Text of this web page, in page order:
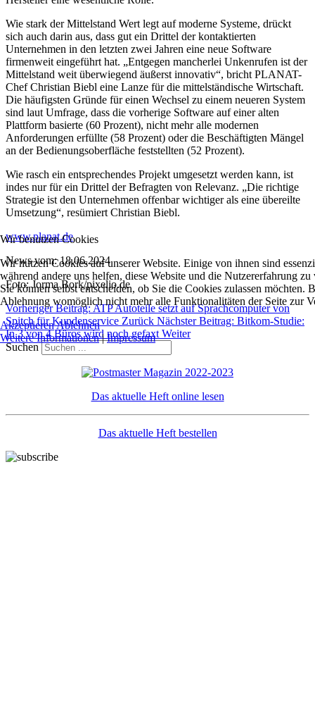
Wie stark der Mittelstand Wert legt auf moderne Systeme, drückt
sich auch darin aus, dass gut ein Drittel der kontaktierten
Unternehmen in den letzten zwei Jahren eine neue Software
firmenweit eingeführt hat. „Entgegen mancherlei Unkenrufen ist der
Mittelstand weit überwiegend äußerst innovativ“, bricht PLANAT-
Chef Christian Biebl eine Lanze für die mittelständische Wirtschaft.
Die häufigsten Gründe für einen Wechsel zu einem neueren System
sind laut Umfrage, dass die vorherige Software auf einer alten
Plattform basierte (60 Prozent), nicht mehr alle modernen
Anforderungen erfüllte (58 Prozent) oder die Beschäftigten Mängel
an der Bedienungsoberfläche feststellten (52 Prozent).
Wie rasch ein entsprechendes Projekt umgesetzt werden kann, ist
indes nur für ein Drittel der Befragten von Relevanz. „Die richtige
Strategie ist den Unternehmen offenbar wichtiger als eine übereilte
Umsetzung“, resümiert Christian Biebl.
www.planat.de
News vom: 18.06.2024
Foto: Jorma Bork/pixelio.de
Vorheriger Beitrag: ATP Autoteile setzt auf Sprachcomputer von
Spitch für Kundenservice Zurück Nächster Beitrag: Bitkom-Studie:
In 3 von 4 Büros wird noch gefaxt Weiter
Suchen
Das aktuelle Heft online lesen
Das aktuelle Heft bestellen
Wir benutzen Cookies
Wir nutzen Cookies auf unserer Website. Einige von ihnen sind
während andere uns helfen, diese Website und die Nutzererfahrung
Sie können selbst entscheiden, ob Sie die Cookies zulassen möchten.
Ablehnung womöglich nicht mehr alle Funktionalitäten der Seite zur
AkzeptierenAblehnen
Weitere Informationen|Impressum